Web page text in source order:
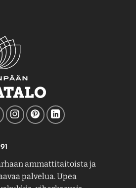
ammattitaitoista ja
palvelua. Upea